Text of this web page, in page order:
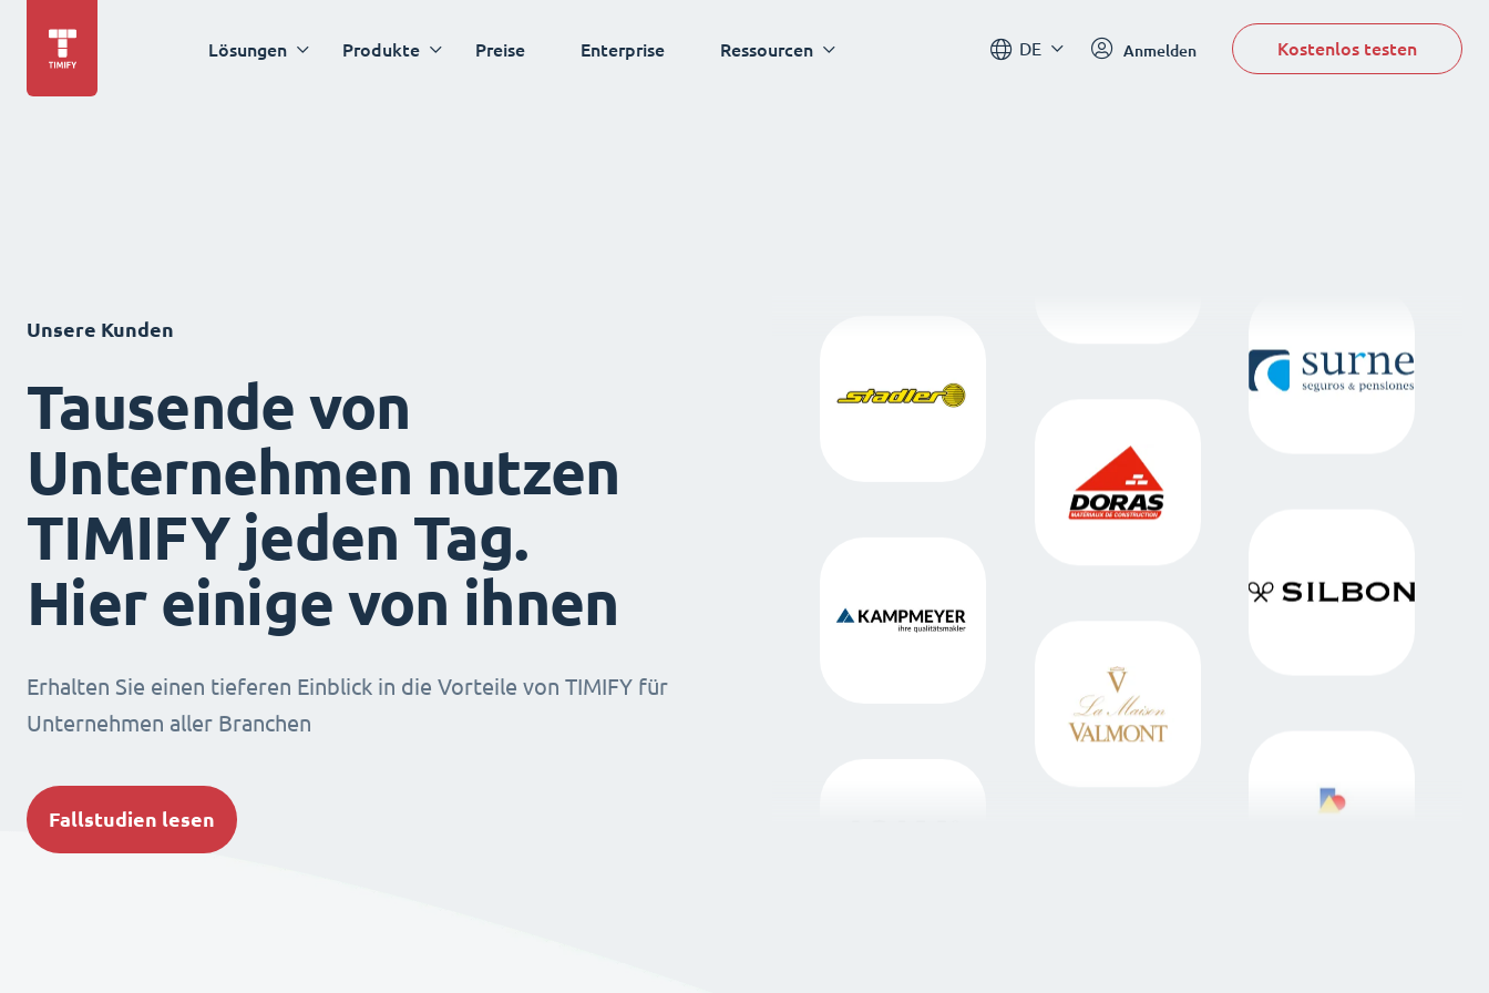
Lösungen Produkte Preise Enterprise Ressourcen DE Anmelden Kostenlos testen
Unsere Kunden
Tausende von
Unternehmen nutzen
TIMIFY jeden Tag.
Hier einige von ihnen
Erhalten Sie einen tieferen Einblick in die Vorteile von TIMIFY für
Unternehmen aller Branchen
Fallstudien lesen